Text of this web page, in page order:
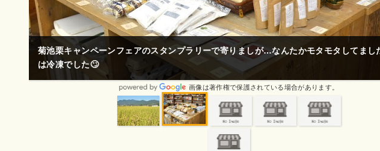
子
理念に共感してて応援してます。
画像は著作権で保護されている場合があります。